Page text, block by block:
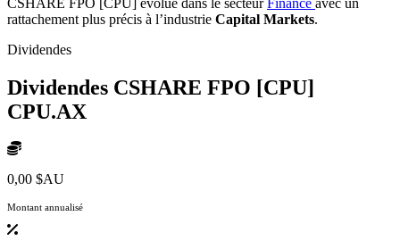
rattachement plus précis à l’industrie Capital Markets.
Dividendes
Dividendes CSHARE FPO [CPU]
CPU.AX
0,00 $AU
Montant annualisé